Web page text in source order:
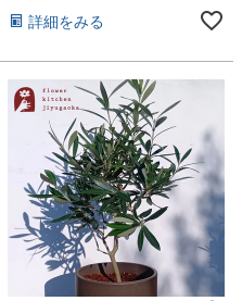
詳細をみる